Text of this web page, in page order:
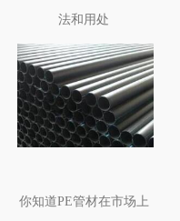
法和用处
你知道PE管材在市场上